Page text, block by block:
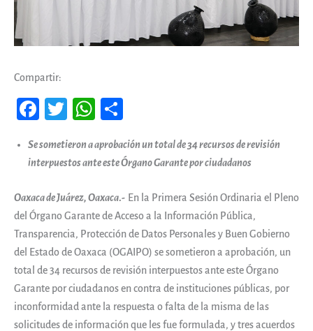
Compartir:
Fa
b
oo
k
T
tt
W
ts
pp
pa
rti
r
Se sometieron a aprobación un total de 34 recursos de revisión
interpuestos ante este Órgano Garante por ciudadanos
Oaxaca de Juárez, Oaxaca.- En la Primera Sesión Ordinaria el Pleno
del Órgano Garante de Acceso a la Información Pública,
Transparencia, Protección de Datos Personales y Buen Gobierno
del Estado de Oaxaca (OGAIPO) se sometieron a aprobación, un
total de 34 recursos de revisión interpuestos ante este Órgano
Garante por ciudadanos en contra de instituciones públicas, por
inconformidad ante la respuesta o falta de la misma de las
solicitudes de información que les fue formulada, y tres acuerdos